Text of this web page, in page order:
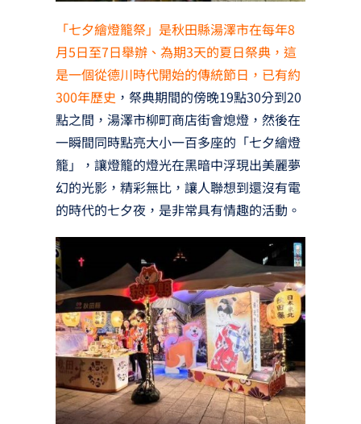
「七夕繪燈籠祭」是秋田縣湯澤市在每年8
月5日至7日舉辦、為期3天的夏日祭典，這
是一個從德川時代開始的傳統節日，已有約
300年歷史 ，祭典期間的傍晚19點30分到20
點之間，湯澤市柳町商店街會熄燈，然後在
一瞬間同時點亮大小一百多座的「七夕繪燈
籠」，讓燈籠的燈光在黑暗中浮現出美麗夢
幻的光影，精彩無比，讓人聯想到還沒有電
的時代的七夕夜，是非常具有情趣的活動。